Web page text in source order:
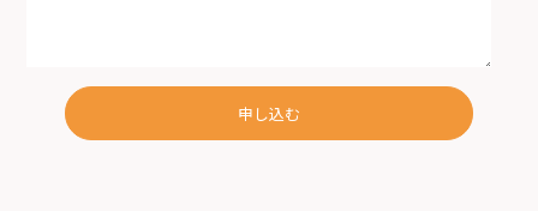
申し込む